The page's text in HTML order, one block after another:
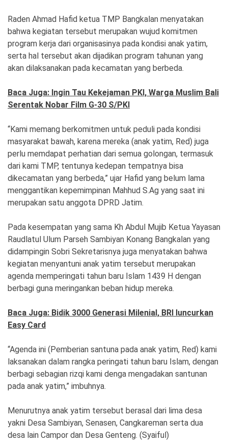
Indeks Birokrasi
Copyright
2026
News
Indonesia
.
All
Right
Reserve
Raden Ahmad Hafid ketua TMP Bangkalan menyatakan
bahwa kegiatan tersebut merupakan wujud komitmen
program kerja dari organisasinya pada kondisi anak yatim,
serta hal tersebut akan dijadikan program tahunan yang
akan dilaksanakan pada kecamatan yang berbeda.
Baca Juga: Ingin Tau Kekejaman PKI, Warga Muslim Bali
Serentak Nobar Film G-30 S/PKI
“Kami memang berkomitmen untuk peduli pada kondisi
masyarakat bawah, karena mereka (anak yatim, Red) juga
perlu memdapat perhatian dari semua golongan, termasuk
dari kami TMP, tentunya kedepan tempatnya bisa
dikecamatan yang berbeda,” ujar Hafid yang belum lama
menggantikan kepemimpinan Mahhud S.Ag yang saat ini
merupakan satu anggota DPRD Jatim.
Pada kesempatan yang sama Kh Abdul Mujib Ketua Yayasan
Raudlatul Ulum Parseh Sambiyan Konang Bangkalan yang
didampingin Sobri Sekretarisnya juga menyatakan bahwa
kegiatan menyantuni anak yatim tersebut merupakan
agenda memperingati tahun baru Islam 1439 H dengan
berbagi guna meringankan beban hidup mereka.
Baca Juga: Bidik 3000 Generasi Milenial, BRI luncurkan
Easy Card
“Agenda ini (Pemberian santuna pada anak yatim, Red) kami
laksanakan dalam rangka peringati tahun baru Islam, dengan
berbagi sebagian rizqi kami denga mengadakan santunan
pada anak yatim,” imbuhnya.
Menurutnya anak yatim tersebut berasal dari lima desa
yakni Desa Sambiyan, Senasen, Cangkareman serta dua
desa lain Campor dan Desa Genteng. (Syaiful)